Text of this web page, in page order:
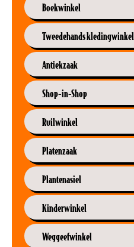
Boekwinkel
Tweedehands kledingwinkel
Antiekzaak
Shop-in-Shop
Ruilwinkel
Platenzaak
Plantenasiel
Kinderwinkel
Weggeefwinkel